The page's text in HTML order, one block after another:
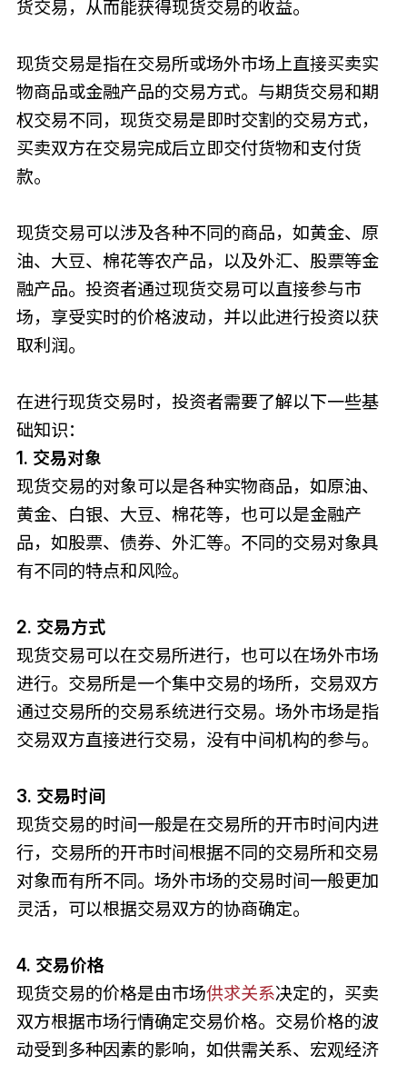
货交易，从而能获得现货交易的收益。
现货交易是指在交易所或场外市场上直接买卖实
物商品或金融产品的交易方式。与期货交易和期
权交易不同，现货交易是即时交割的交易方式，
买卖双方在交易完成后立即交付货物和支付货
款。
现货交易可以涉及各种不同的商品，如黄金、原
油、大豆、棉花等农产品，以及外汇、股票等金
融产品。投资者通过现货交易可以直接参与市
场，享受实时的价格波动，并以此进行投资以获
取利润。
在进行现货交易时，投资者需要了解以下一些基
础知识：
1. 交易对象
现货交易的对象可以是各种实物商品，如原油、
黄金、白银、大豆、棉花等，也可以是金融产
品，如股票、债券、外汇等。不同的交易对象具
有不同的特点和风险。
2. 交易方式
现货交易可以在交易所进行，也可以在场外市场
进行。交易所是一个集中交易的场所，交易双方
通过交易所的交易系统进行交易。场外市场是指
交易双方直接进行交易，没有中间机构的参与。
3. 交易时间
现货交易的时间一般是在交易所的开市时间内进
行，交易所的开市时间根据不同的交易所和交易
对象而有所不同。场外市场的交易时间一般更加
灵活，可以根据交易双方的协商确定。
4. 交易价格
现货交易的价格是由市场供求关系决定的，买卖
双方根据市场行情确定交易价格。交易价格的波
动受到多种因素的影响，如供需关系、宏观经济